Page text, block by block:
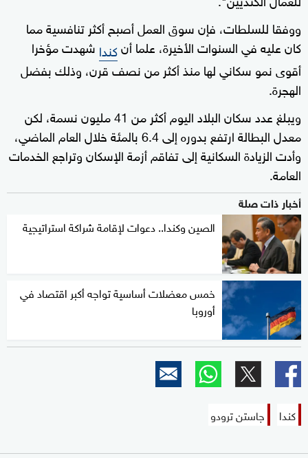
ووفقا للسلطات، فإن سوق العمل أصبح أكثر تنافسية مما
كان عليه في السنوات الأخيرة، علما أنكندا شهدت مؤخرا
أقوى نمو سكاني لها منذ أكثر من نصف قرن، وذلك بفضل
الهجرة.
ويبلغ عدد سكان البلاد اليوم أكثر من 41 مليون نسمة، لكن
معدل البطالة ارتفع بدوره إلى 6.4 بالمئة خلال العام الماضي،
وأدت الزيادة السكانية إلى تفاقم أزمة الإسكان وتراجع الخدمات
العامة.
أخبار ذات صلة
الصين وكندا.. دعوات لإقامة شراكة استراتيجية
خمس معضلات أساسية تواجه أكبر اقتصاد في
أوروبا
كندا جاستن ترودو